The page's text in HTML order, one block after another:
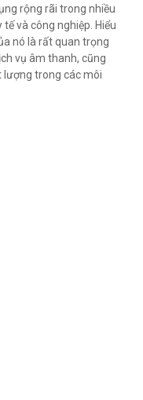
rộng rãi trong nhiều
và công nghiệp. Hiểu
nó là rất quan trọng
vụ âm thanh, cũng
lượng trong các môi